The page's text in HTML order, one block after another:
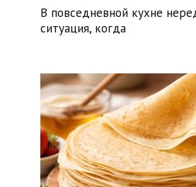
В повседневной кухне
ситуация, когда